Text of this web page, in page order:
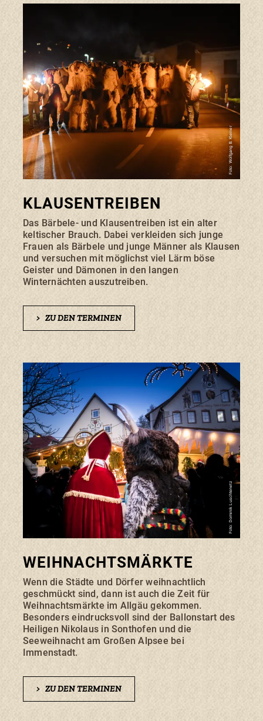
Foto: Wolfgang B. Kleiner
KLAUSENTREIBEN
Das Bärbele- und Klausentreiben ist ein alter
keltischer Brauch. Dabei verkleiden sich junge
Frauen als Bärbele und junge Männer als Klausen
und versuchen mit möglichst viel Lärm böse
Geister und Dämonen in den langen
Winternächten auszutreiben.
> ZU DEN TERMINEN
Foto: Dominik Luschtenetz
WEIHNACHTSMÄRKTE
Wenn die Städte und Dörfer weihnachtlich
geschmückt sind, dann ist auch die Zeit für
Weihnachtsmärkte im Allgäu gekommen.
Besonders eindrucksvoll sind der Ballonstart des
Heiligen Nikolaus in Sonthofen und die
Seeweihnacht am Großen Alpsee bei
Immenstadt.
> ZU DEN TERMINEN